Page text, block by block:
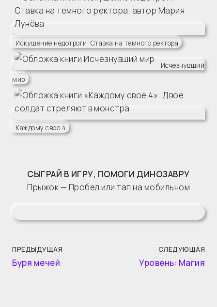
Искушение недотроги. Ставка на темного ректора
Исчезнувший
мир
Каждому свое 4
СЫГРАЙ В ИГРУ, ПОМОГИ ДИНОЗАВРУ
Прыжок — Пробел или тап на мобильном
ПРЕДЫДУЩАЯ
Буря мечей
СЛЕДУЮЩАЯ
Уровень: Магия